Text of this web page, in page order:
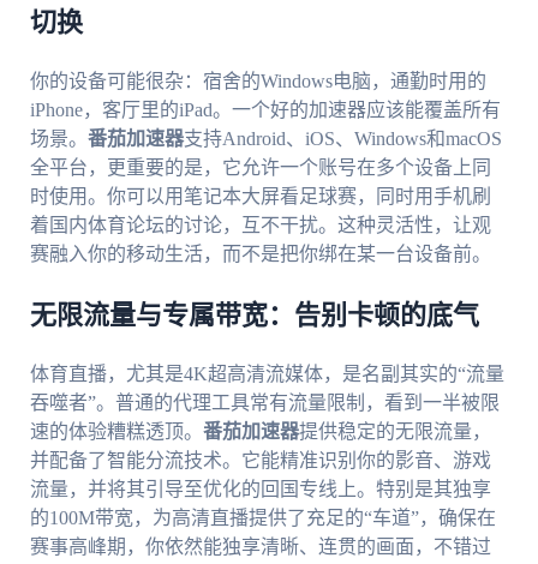
切换
你的设备可能很杂：宿舍的Windows电脑，通勤时用的
iPhone，客厅里的iPad。一个好的加速器应该能覆盖所有
场景。 番茄加速器支持Android、iOS、Windows和macOS
全平台，更重要的是，它允许一个账号在多个设备上同
时使用。你可以用笔记本大屏看足球赛，同时用手机刷
着国内体育论坛的讨论，互不干扰。这种灵活性，让观
赛融入你的移动生活，而不是把你绑在某一台设备前。
无限流量与专属带宽：告别卡顿的底气
体育直播，尤其是4K超高清流媒体，是名副其实的“流量
吞噬者”。普通的代理工具常有流量限制，看到一半被限
速的体验糟糕透顶。 番茄加速器提供稳定的无限流量，
并配备了智能分流技术。它能精准识别你的影音、游戏
流量，并将其引导至优化的回国专线上。特别是其独享
的100M带宽，为高清直播提供了充足的“车道”，确保在
赛事高峰期，你依然能独享清晰、连贯的画面，不错过